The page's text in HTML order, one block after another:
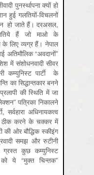
पुनर्स्थापना क्यों हो
हुई गलतियों-विचलनों
हो जाते हैं। दरअसल,
हैं जो माओ के
के लिए व्यग्र हैं। नेपाल
“अवदानों”
में संशोधनवादी सीवर
कम्युनिस्ट पार्टी के
का सिद्धान्तकार बनने
की स्थिति में जा
पत्रिका निकालने
सर्वहारा अधिनायकत्व
ठीक करने के चक्कर में
की ओर बौद्धिक स्कीइंग
समझ और रुटीनी
कुछ कम्युनिस्ट
को ये “मुक्त चिन्तक”